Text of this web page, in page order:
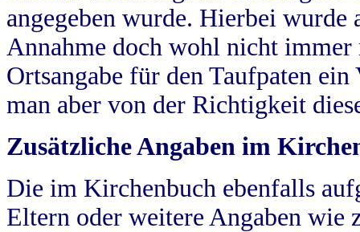
angegeben wurde. Hierbei wurde
Annahme doch wohl nicht
Ortsangabe für den Taufpaten
man aber von der Richtigkeit
Zusätzliche Angaben im
Die im Kirchenbuch ebenfalls
Eltern oder weitere Angaben wie